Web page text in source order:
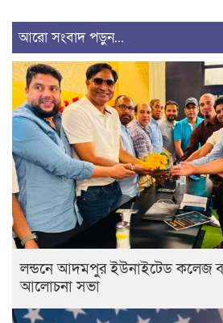
আরো সংবাদ পড়ুন...
লন্ডনে আদমপুর ইউনাইটেড কলেজ
আলোচনা সভা